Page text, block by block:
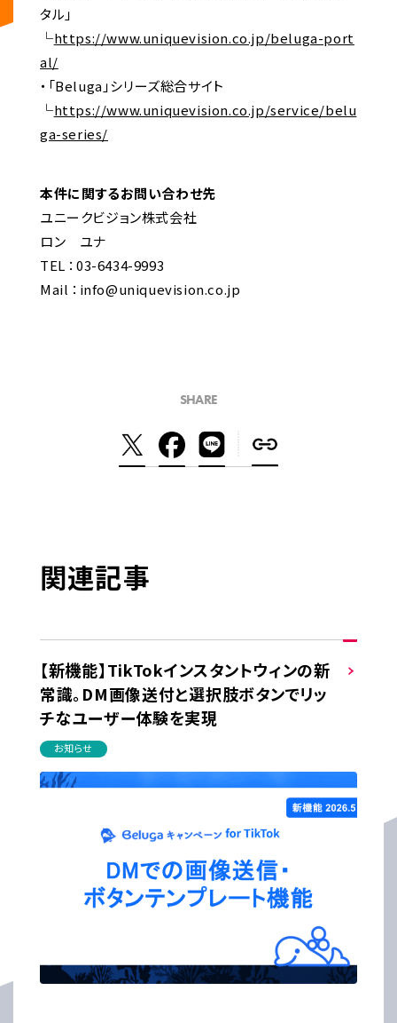
タル」
└https://www.uniquevision.co.jp/beluga-port
al/
・「Beluga」シリーズ総合サイト
└https://www.uniquevision.co.jp/service/belu
ga-series/
本件に関するお問い合わせ先
ユニークビジョン株式会社
ロン ユナ
TEL ：03-6434-9993
Mail ：info@uniquevision.co.jp
SHARE
関連記事
【新機能】TikTokインスタントウィンの新
常識。DM画像送付と選択肢ボタンでリッ
チなユーザー体験を実現
お知らせ